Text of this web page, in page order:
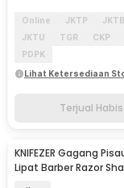
Online JKTP
JKTB
JKTU
TGR CKP
PDPK
Lihat Ketersediaan
Terjual Habis
KNIFEZER Gagang
Lipat Barber Razor